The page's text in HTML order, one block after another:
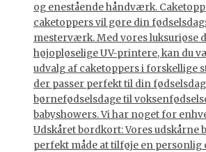
og enestående håndværk.
caketoppers vil gøre din
mesterværk. Med vores luksuriøse
højopløselige UV-printere, kan du
udvalg af caketoppers i forskellige
der passer perfekt til din
børnefødselsdage til
babyshowers. Vi har noget for
Udskåret bordkort: Vores udskårne
perfekt måde at tilføje en personlig